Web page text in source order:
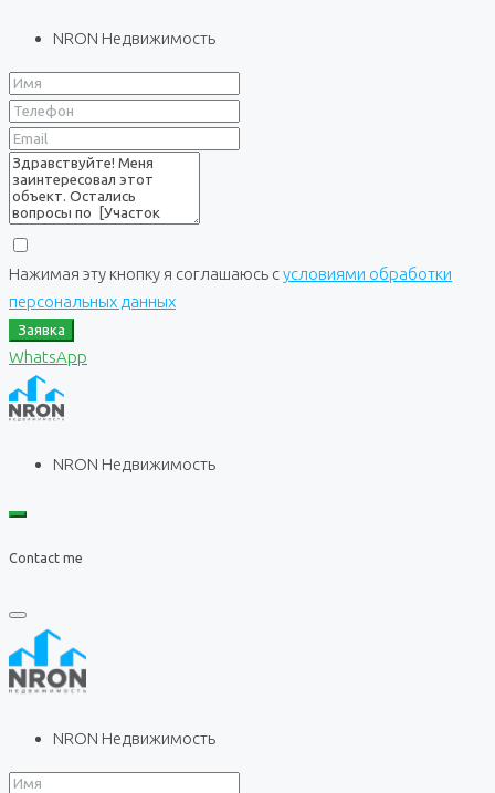
NRON Недвижимость
Нажимая эту кнопку я соглашаюсь сусловиями обработки
персональных данных
Заявка
WhatsApp
NRON Недвижимость
Contact me
NRON Недвижимость